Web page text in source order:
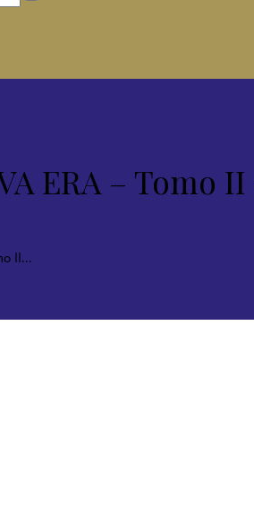
ERA –
II...